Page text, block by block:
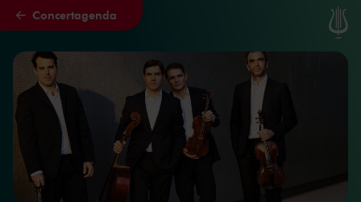
Naar hoofdcontent
Concertagenda